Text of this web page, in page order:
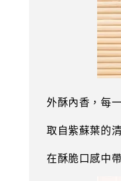
外酥內香，每
取自紫蘇葉的
在酥脆口感中